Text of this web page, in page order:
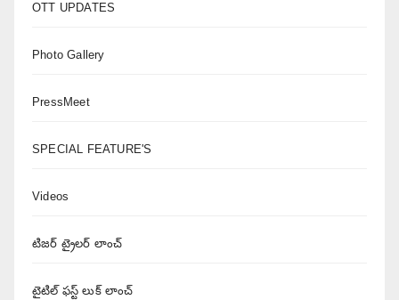
OTT UPDATES
Photo Gallery
PressMeet
SPECIAL FEATURE'S
Videos
టిజర్ ట్రైలర్ లాంచ్
టైటిల్ ఫస్ట్ లుక్ లాంచ్